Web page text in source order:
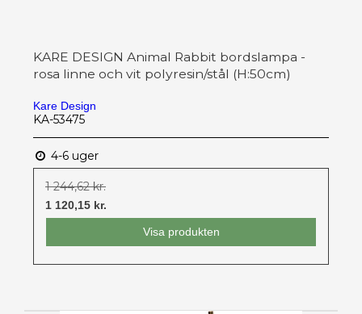
KARE DESIGN Animal Rabbit bordslampa -
rosa linne och vit polyresin/stål (H:50cm)
Kare Design
KA-53475
4-6 uger
1 244,62 kr.
1 120,15 kr.
Visa produkten